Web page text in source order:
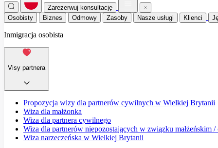
Zarezerwuj konsultację
Osobisty
Biznes Odmowy Zasoby Nasze usługi Klienci
Inmigracja osobista
Visy partnera
Propozycja wizy dla partnerów cywilnych w Wielkiej Brytanii
Wiza dla małżonka
Wiza dla partnera cywilnego
Wiza dla partnerów niepozostających w związku małżeńskim /
Wiza narzeczeńska w Wielkiej Brytanii